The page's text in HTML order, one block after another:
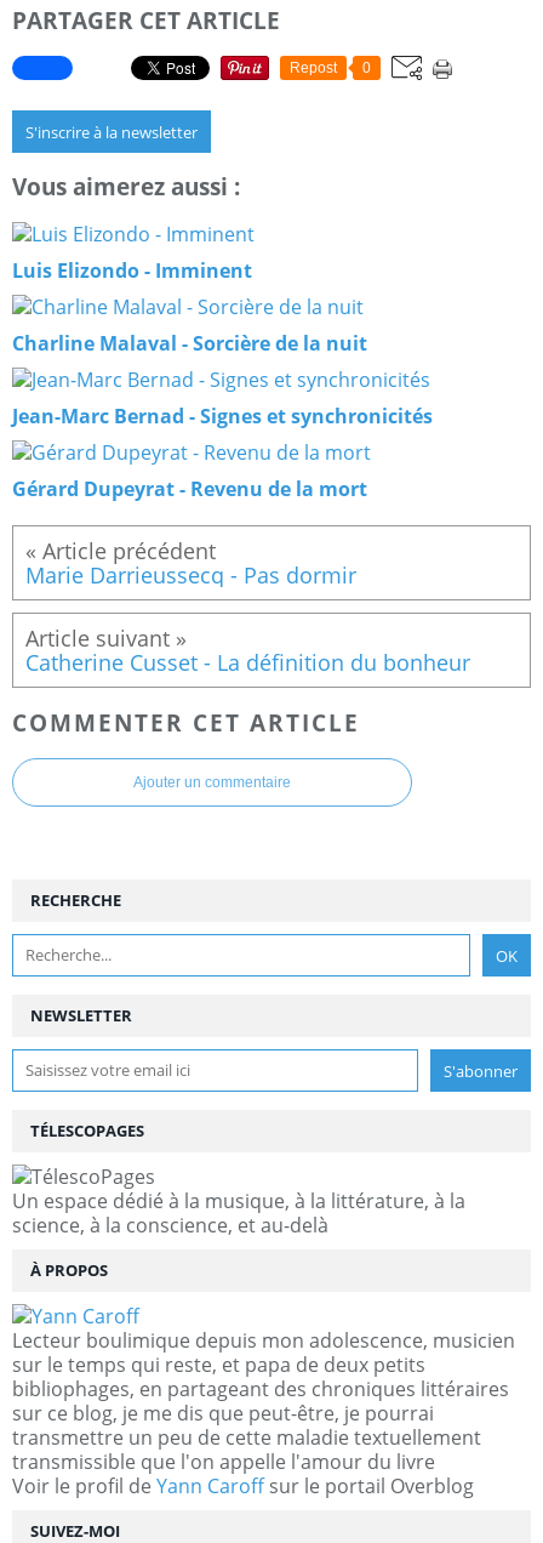
PARTAGER CET ARTICLE
Repost 0
S'inscrire à la newsletter
Vous aimerez aussi :
Luis Elizondo - Imminent
Charline Malaval - Sorcière de la nuit
Jean-Marc Bernad - Signes et synchronicités
Gérard Dupeyrat - Revenu de la mort
Marie Darrieussecq - Pas dormir
Catherine Cusset - La définition du bonheur
COMMENTER CET ARTICLE
Ajouter un commentaire
NEWSLETTER
SUIVEZ-MOI
RECHERCHE
TÉLESCOPAGES
Un espace dédié à la musique, à la littérature, à la
science, à la conscience, et au-delà
À PROPOS
Lecteur boulimique depuis mon adolescence, musicien
sur le temps qui reste, et papa de deux petits
bibliophages, en partageant des chroniques littéraires
sur ce blog, je me dis que peut-être, je pourrai
transmettre un peu de cette maladie textuellement
transmissible que l'on appelle l'amour du livre
Voir le profil de Yann Caroffsur le portail Overblog